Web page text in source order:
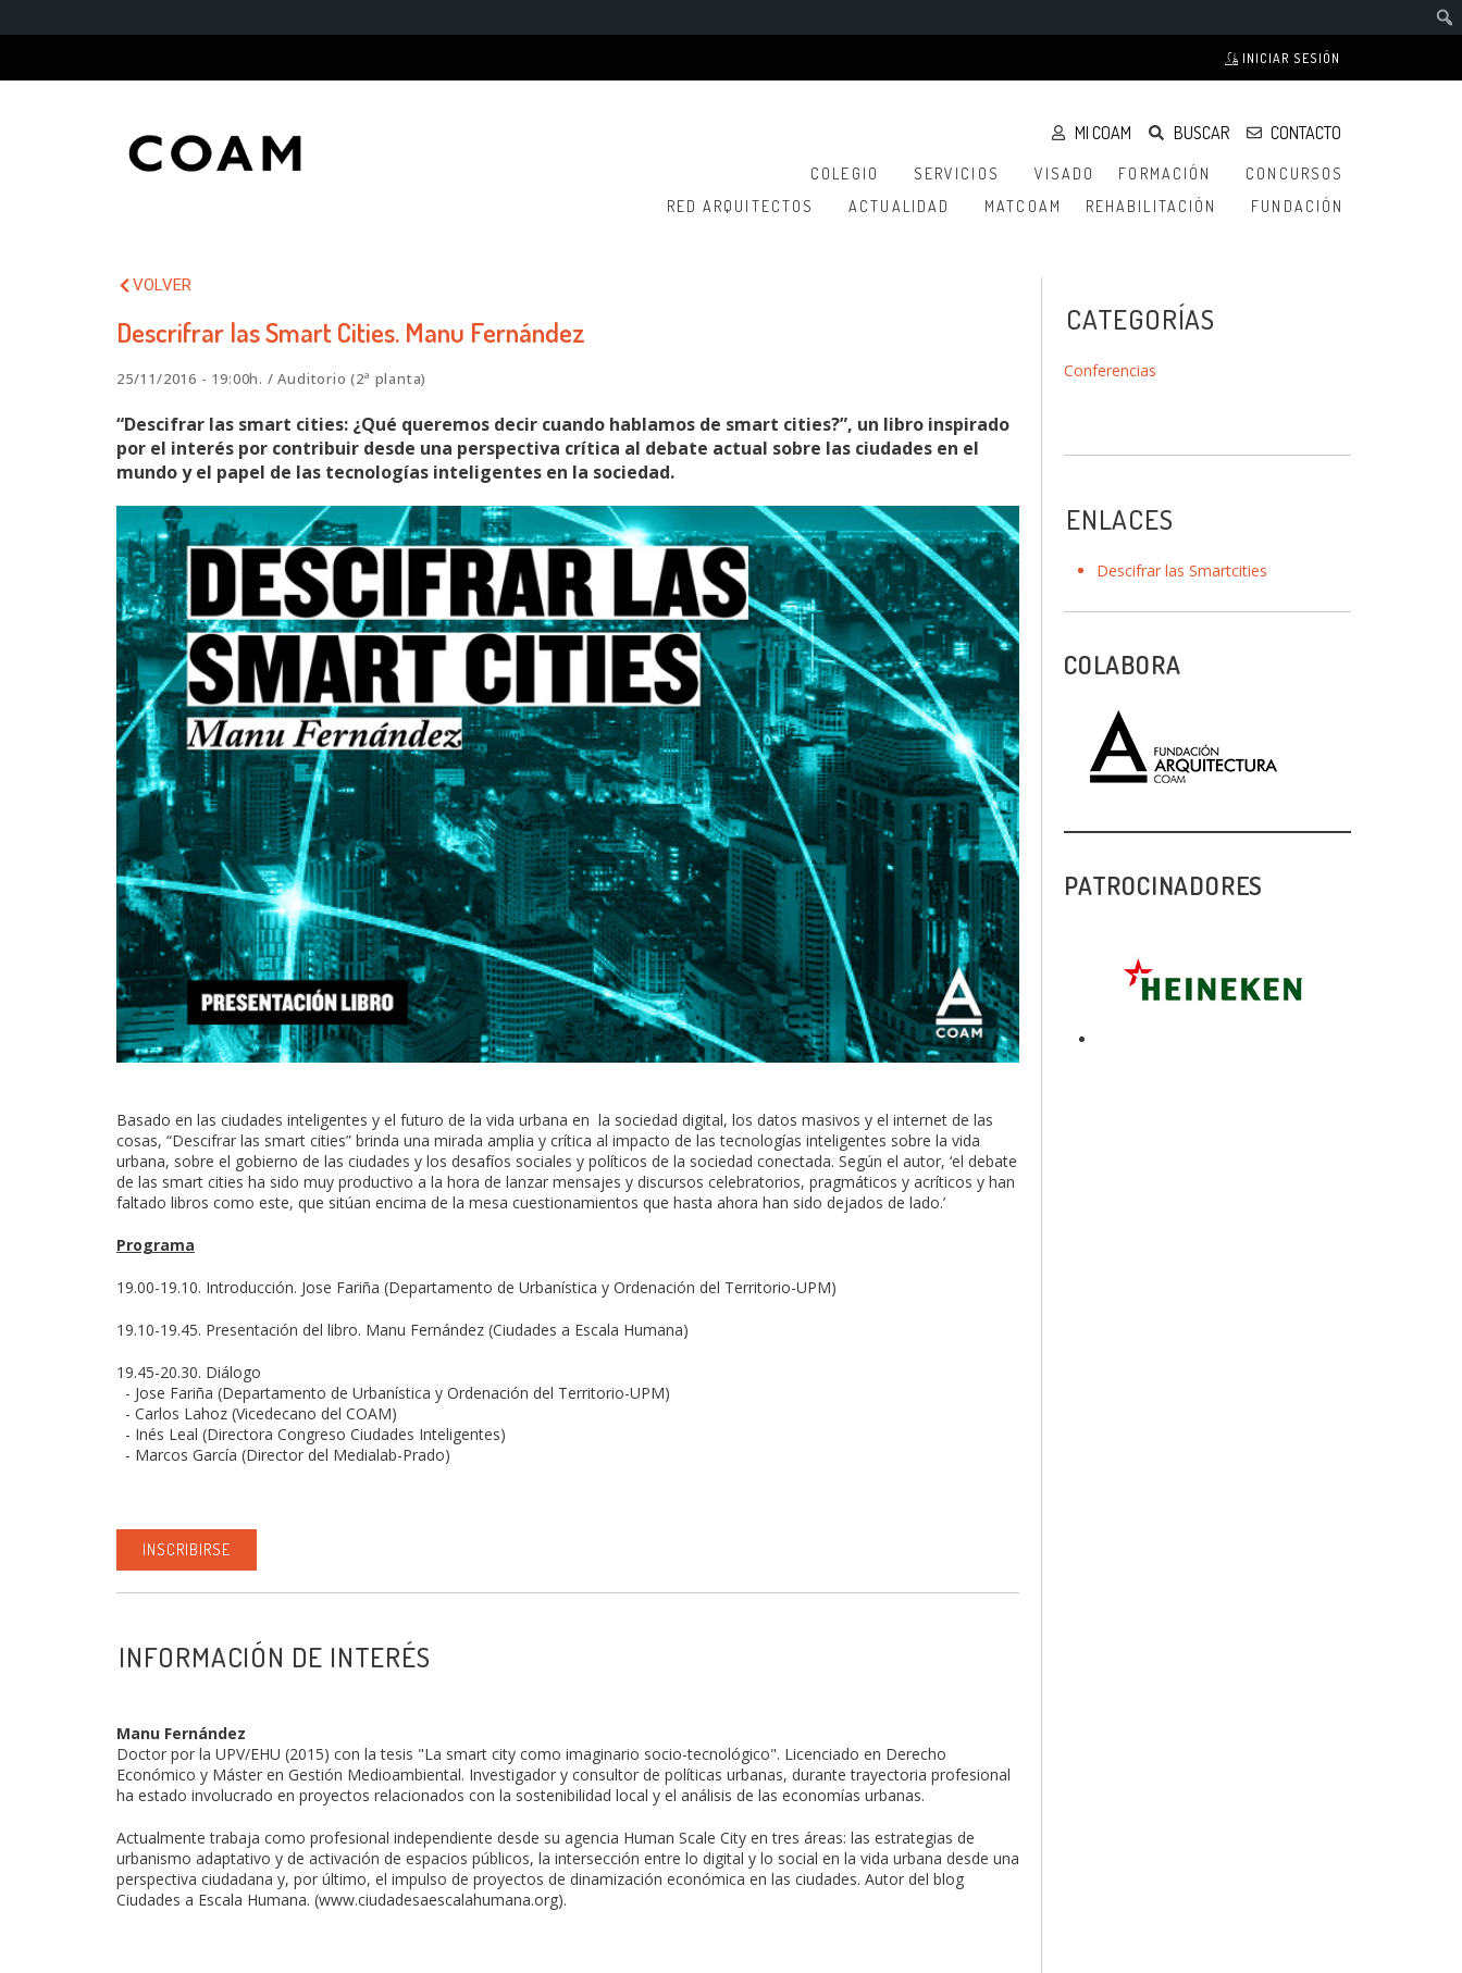
INICIAR SESIÓN
MI COAM BUSCAR CONTACTO
COLEGIO SERVICIOS VISADO FORMACIÓN
CONCURSOS
RED ARQUITECTOS
ACTUALIDAD MATCOAM REHABILITACIÓN FUNDACIÓN
VOLVER
Descrifrar las Smart Cities. Manu Fernández
25/11/2016 - 19:00h. / Auditorio (2ª planta)
“Descifrar las smart cities: ¿Qué queremos decir cuando hablamos de smart cities?”, un libro inspirado
por el interés por contribuir desde una perspectiva crítica al debate actual sobre las ciudades en el
mundo y el papel de las tecnologías inteligentes en la sociedad.
Basado en las ciudades inteligentes y el futuro de la vida urbana en la sociedad digital, los datos masivos y el internet de las
cosas, “Descifrar las smart cities” brinda una mirada amplia y crítica al impacto de las tecnologías inteligentes sobre la vida
urbana, sobre el gobierno de las ciudades y los desafíos sociales y políticos de la sociedad conectada. Según el autor, ‘el debate
de las smart cities ha sido muy productivo a la hora de lanzar mensajes y discursos celebratorios, pragmáticos y acríticos y han
faltado libros como este, que sitúan encima de la mesa cuestionamientos que hasta ahora han sido dejados de lado.’
Programa
19.00-19.10. Introducción. Jose Fariña (Departamento de Urbanística y Ordenación del Territorio-UPM)
19.10-19.45. Presentación del libro. Manu Fernández (Ciudades a Escala Humana)
19.45-20.30. Diálogo
- Jose Fariña (Departamento de Urbanística y Ordenación del Territorio-UPM)
- Carlos Lahoz (Vicedecano del COAM)
- Inés Leal (Directora Congreso Ciudades Inteligentes)
- Marcos García (Director del Medialab-Prado)
INSCRIBIRSE
INFORMACIÓN DE INTERÉS
Manu Fernández
Doctor por la UPV/EHU (2015) con la tesis "La smart city como imaginario socio-tecnológico". Licenciado en Derecho
Económico y Máster en Gestión Medioambiental. Investigador y consultor de políticas urbanas, durante trayectoria profesional
ha estado involucrado en proyectos relacionados con la sostenibilidad local y el análisis de las economías urbanas.
Actualmente trabaja como profesional independiente desde su agencia Human Scale City en tres áreas: las estrategias de
urbanismo adaptativo y de activación de espacios públicos, la intersección entre lo digital y lo social en la vida urbana desde una
perspectiva ciudadana y, por último, el impulso de proyectos de dinamización económica en las ciudades. Autor del blog
Ciudades a Escala Humana. (www.ciudadesaescalahumana.org).
CATEGORÍAS
Conferencias
ENLACES
Descifrar las Smartcities
COLABORA
PATROCINADORES